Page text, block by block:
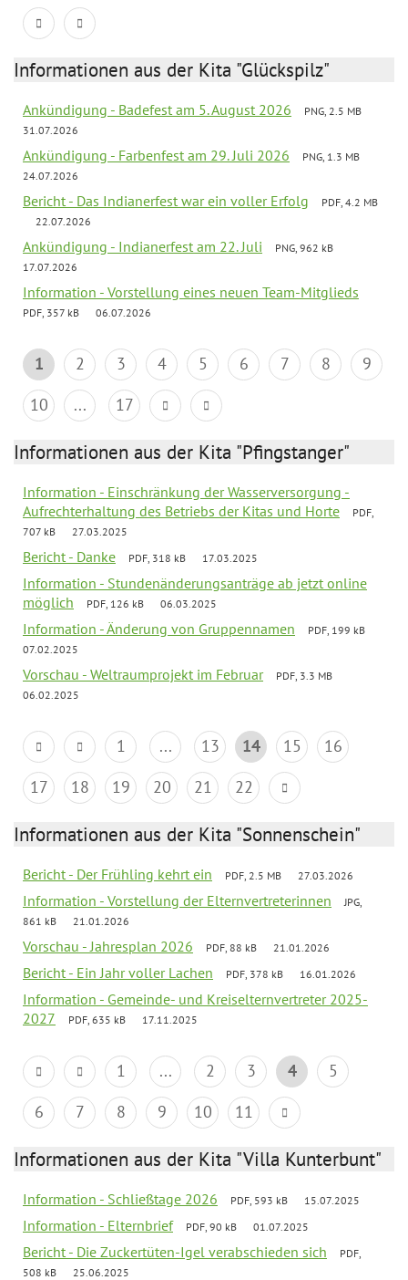
Informationen aus der Kita "Glückspilz"
Ankündigung - Badefest am 5. August 2026
PNG, 2.5 MB
31.07.2026
Ankündigung - Farbenfest am 29. Juli 2026
PNG, 1.3 MB
24.07.2026
Bericht - Das Indianerfest war ein voller Erfolg
PDF, 4.2 MB
22.07.2026
Ankündigung - Indianerfest am 22. Juli
PNG, 962 kB
17.07.2026
Information - Vorstellung eines neuen Team-Mitglieds
PDF, 357 kB 06.07.2026
1 2 3 4 5 6 7 8
9
10
... 17
Informationen aus der Kita "Pfingstanger"
Information - Einschränkung der Wasserversorgung -
Aufrechterhaltung des Betriebs der Kitas und Horte
PDF,
707 kB
27.03.2025
Bericht - Danke PDF, 318 kB 17.03.2025
Information - Stundenänderungsanträge ab jetzt online
möglich
PDF, 126 kB 06.03.2025
Information - Änderung von Gruppennamen
PDF, 199 kB
07.02.2025
Vorschau - Weltraumprojekt im Februar
PDF, 3.3 MB
06.02.2025
1 ... 13 14 15
16
17
18 19 20 21 22
Informationen aus der Kita "Sonnenschein"
Bericht - Der Frühling kehrt ein PDF, 2.5 MB 27.03.2026
Information - Vorstellung der Elternvertreterinnen
JPG,
861 kB
21.01.2026
Vorschau - Jahresplan 2026 PDF, 88 kB 21.01.2026
Bericht - Ein Jahr voller Lachen PDF, 378 kB 16.01.2026
Information - Gemeinde- und Kreiselternvertreter 2025-
2027
PDF, 635 kB 17.11.2025
1 ... 2 3 4
5
6
7 8 9 10 11
Informationen aus der Kita "Villa Kunterbunt"
Information - Schließtage 2026 PDF, 593 kB 15.07.2025
Information - Elternbrief PDF, 90 kB 01.07.2025
Bericht - Die Zuckertüten-Igel verabschieden sich
PDF,
508 kB
25.06.2025